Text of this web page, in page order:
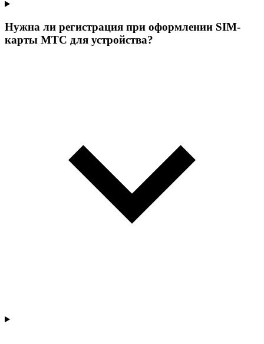
Нужна ли регистрация при оформлении SIM-
карты МТС для устройства?